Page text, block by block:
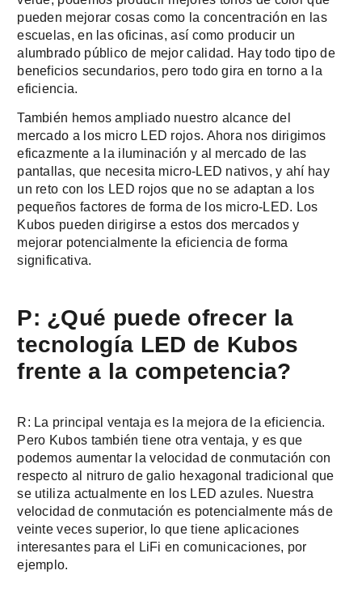
pueden mejorar cosas como la concentración en las
escuelas, en las oficinas, así como producir un
alumbrado público de mejor calidad. Hay todo tipo de
beneficios secundarios, pero todo gira en torno a la
eficiencia.
También hemos ampliado nuestro alcance del
mercado a los micro LED rojos. Ahora nos dirigimos
eficazmente a la iluminación y al mercado de las
pantallas, que necesita micro-LED nativos, y ahí hay
un reto con los LED rojos que no se adaptan a los
pequeños factores de forma de los micro-LED. Los
Kubos pueden dirigirse a estos dos mercados y
mejorar potencialmente la eficiencia de forma
significativa.
P: ¿Qué puede ofrecer la
tecnología LED de Kubos
frente a la competencia?
R: La principal ventaja es la mejora de la eficiencia.
Pero Kubos también tiene otra ventaja, y es que
podemos aumentar la velocidad de conmutación con
respecto al nitruro de galio hexagonal tradicional que
se utiliza actualmente en los LED azules. Nuestra
velocidad de conmutación es potencialmente más de
veinte veces superior, lo que tiene aplicaciones
interesantes para el LiFi en comunicaciones, por
ejemplo.